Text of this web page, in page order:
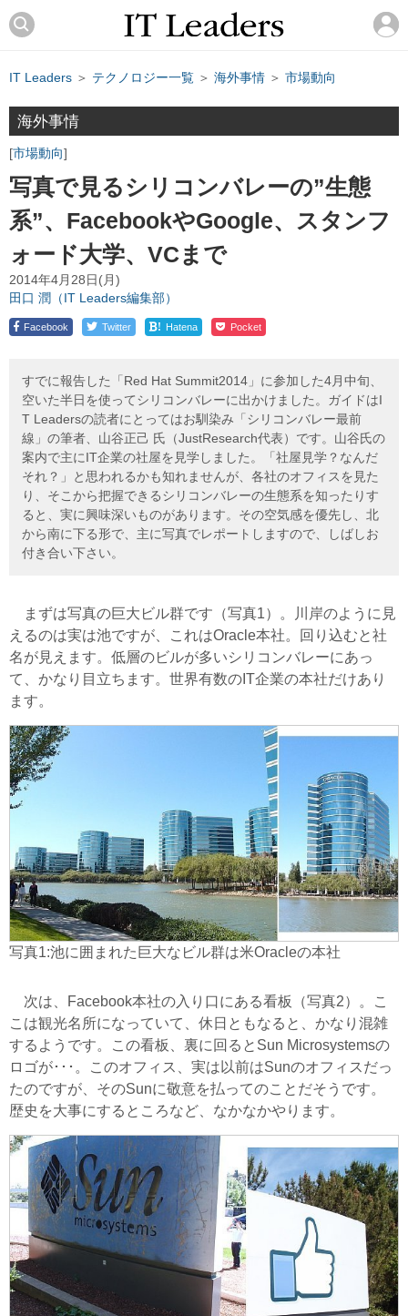
IT Leaders ＞ テクノロジー一覧 ＞ 海外事情 ＞ 市場動向
海外事情
市場動向
写真で見るシリコンバレーの”生態
系”、FacebookやGoogle、スタンフ
ォード大学、VCまで
2014年4月28日(月)
田口 潤（IT Leaders編集部）
Facebook Twitter ! Hatena Pocket
すでに報告した「Red Hat Summit2014」に参加した4月中旬、
空いた半日を使ってシリコンバレーに出かけました。ガイドはI
T Leadersの読者にとってはお馴染み「シリコンバレー最前
線」の筆者、山谷正己 氏（JustResearch代表）です。山谷氏の
案内で主にIT企業の社屋を見学しました。「社屋見学？なんだ
それ？」と思われるかも知れませんが、各社のオフィスを見た
り、そこから把握できるシリコンバレーの生態系を知ったりす
ると、実に興味深いものがあります。その空気感を優先し、北
から南に下る形で、主に写真でレポートしますので、しばしお
付き合い下さい。
まずは写真の巨大ビル群です（写真1）。川岸のように見
えるのは実は池ですが、これはOracle本社。回り込むと社
名が見えます。低層のビルが多いシリコンバレーにあっ
て、かなり目立ちます。世界有数のIT企業の本社だけあり
ます。
写真1:池に囲まれた巨大なビル群は米Oracleの本社
次は、Facebook本社の入り口にある看板（写真2）。こ
こは観光名所になっていて、休日ともなると、かなり混雑
するようです。この看板、裏に回るとSun Microsystemsの
ロゴが･･･。このオフィス、実は以前はSunのオフィスだっ
たのですが、そのSunに敬意を払ってのことだそうです。
歴史を大事にするところなど、なかなかやります。